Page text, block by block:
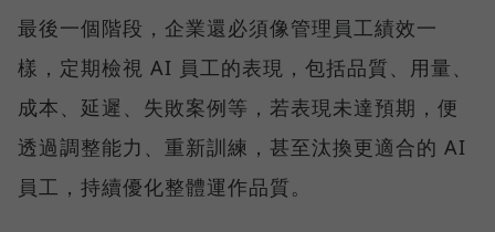
最後一個階段，企業還必須像管理員工績效一
樣，定期檢視 AI 員工的表現，包括品質、用量、
成本、延遲、失敗案例等，若表現未達預期，便
透過調整能力、重新訓練，甚至汰換更適合的 AI
員工，持續優化整體運作品質。